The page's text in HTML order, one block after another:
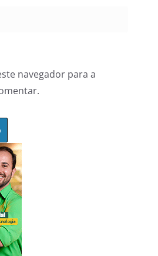
navegador para a